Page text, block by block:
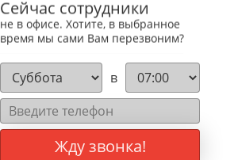
Сейчас сотрудники
не в офисе. Хотите, в выбранное
время мы сами Вам перезвоним?
в
Жду звонка!